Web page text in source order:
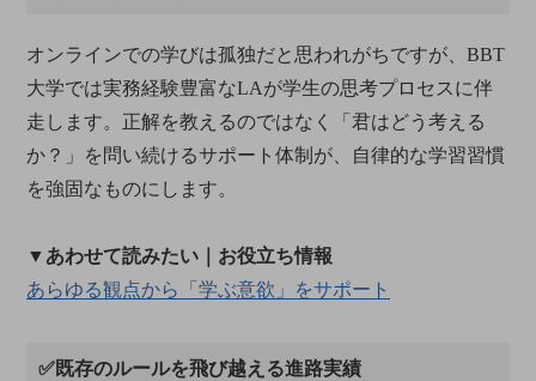
オンラインでの学びは孤独だと思われがちですが、BBT
大学では実務経験豊富なLAが学生の思考プロセスに伴
走します。正解を教えるのではなく「君はどう考える
か？」を問い続けるサポート体制が、自律的な学習習慣
を強固なものにします。
▼あわせて読みたい｜お役立ち情報
あらゆる観点から「学ぶ意欲」をサポート
✅既存のルールを飛び越える進路実績